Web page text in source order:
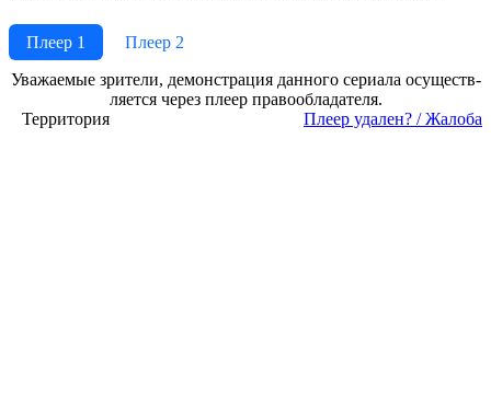
Плеер 1
Плеер 2
Ува­жае­мые зри­те­ли, де­мон­ст­ра­ция дан­но­го се­риа­ла осу­ще­ст­в­
ля­ет­ся че­рез пле­ер пра­во­об­ла­да­те­ля.
Территория
Пле­ер уда­лен? / Жа­ло­ба